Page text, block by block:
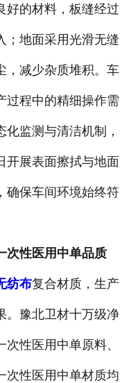
的材料，板缝经过
；地面采用光滑无缝
，减少杂质堆积。车
过程中的精细操作需
监测与清洁机制，
开展表面擦拭与地面
确保车间环境始终符
次性医用中单品质
纺布复合材质，生产
。豫北卫材十万级净
性医用中单原料、
性医用中单材质均